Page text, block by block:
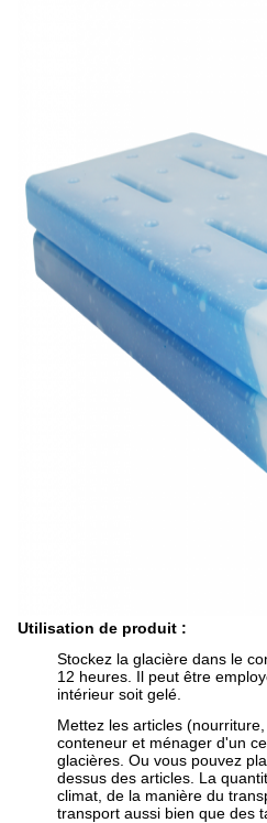
Utilisation de produit :
Stockez la glacière dans le
12 heures. Il peut être
intérieur soit gelé.
Mettez les articles
conteneur et ménager d'un
glacières. Ou vous pouvez
dessus des articles. La
climat, de la manière du
transport aussi bien que des